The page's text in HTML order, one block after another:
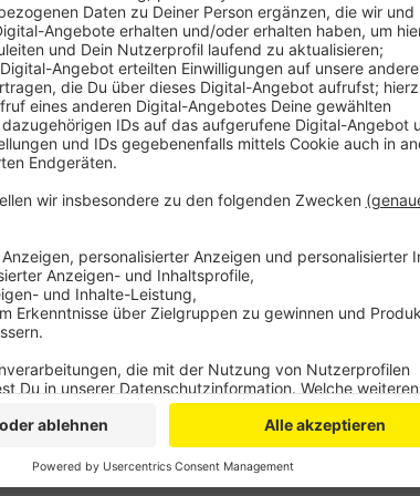
Wie die Kreispolizei Düren berichtet, war das
der Nähe von Düren unterwegs. Zeitgleich ist auch
Der 47-Jährige habe zu spät gesehen, dass das
sie hinter einem Auto stand und so nicht sichtbar
rechtzeitig bremsen oder ausweichen. Das
unverletzt.
Anzeige